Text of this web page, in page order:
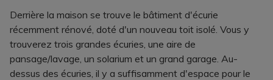
Derrière la maison se trouve le bâtiment d'écurie
récemment rénové, doté d'un nouveau toit isolé. Vous y
trouverez trois grandes écuries, une aire de
pansage/lavage, un solarium et un grand garage. Au-
dessus des écuries, il y a suffisamment d'espace pour le